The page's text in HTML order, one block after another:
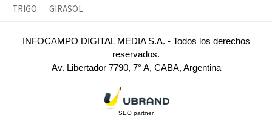
TRIGO GIRASOL
INFOCAMPO DIGITAL MEDIA S.A. - Todos los derechos
reservados.
Av. Libertador 7790, 7° A, CABA, Argentina
SEO partner